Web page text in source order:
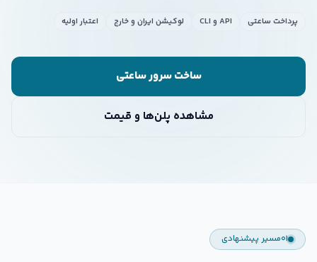
پرداخت ساعتی API و CLI لوکیشن ایران و خارج اعتبار اولیه
ساخت سرور ساعتی
مشاهده پلن‌ها و قیمت
۰۱مسیر پیشنهادی